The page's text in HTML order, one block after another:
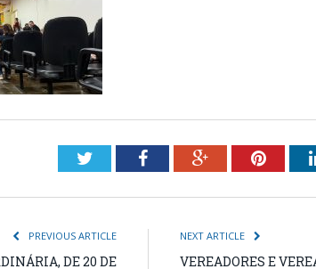
TwitterFacebookGoogle+
PREVIOUS ARTICLE
DE 20 DE
NEXT ARTICLE
VEREADORES E